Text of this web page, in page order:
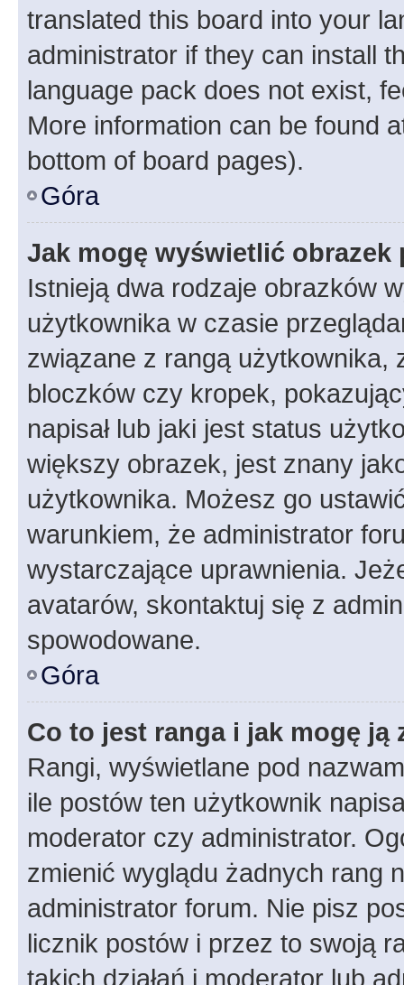
translated this board into your
administrator if they can install
language pack does not exist,
More information can be found
bottom of board pages).
Góra
Jak mogę wyświetlić
Istnieją dwa rodzaje obrazków
użytkownika w czasie
związane z rangą użytkownika,
bloczków czy kropek,
napisał lub jaki jest status
większy obrazek, jest znany
użytkownika. Możesz go
warunkiem, że administrator
wystarczające uprawnienia.
avatarów, skontaktuj się z
spowodowane.
Góra
Co to jest ranga i jak mogę ją
Rangi, wyświetlane pod
ile postów ten użytkownik
moderator czy administrator.
zmienić wyglądu żadnych rang
administrator forum. Nie pisz
licznik postów i przez to swoją
takich działań i moderator lub